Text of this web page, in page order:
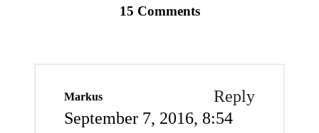
15 Comments
Markus
Reply
September 7, 2016, 8:54